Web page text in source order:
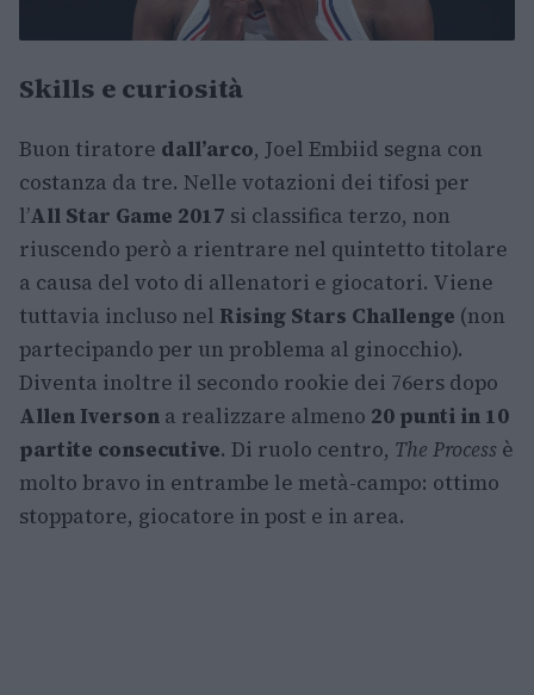
Skills e curiosità
Buon tiratore dall’arco, Joel Embiid segna con
costanza da tre. Nelle votazioni dei tifosi per
l’All Star Game 2017 si classifica terzo, non
riuscendo però a rientrare nel quintetto titolare
a causa del voto di allenatori e giocatori. Viene
tuttavia incluso nel Rising Stars Challenge (non
partecipando per un problema al ginocchio).
Diventa inoltre il secondo rookie dei 76ers dopo
Allen Iverson a realizzare almeno 20 punti in 10
partite consecutive. Di ruolo centro, The Process è
molto bravo in entrambe le metà-campo: ottimo
stoppatore, giocatore in post e in area.